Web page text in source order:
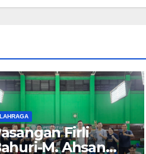
Firli
M. Ahsan